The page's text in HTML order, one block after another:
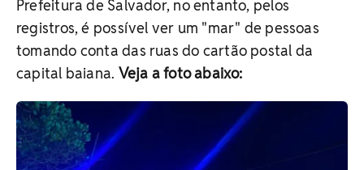
Prefeitura de Salvador, no entanto, pelos
registros, é possível ver um "mar" de pessoas
tomando conta das ruas do cartão postal da
capital baiana. Veja a foto abaixo: